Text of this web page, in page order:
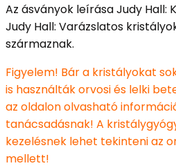
Az ásványok leírása Judy Hall:
Judy Hall: Varázslatos
származnak.
Figyelem! Bár a kristályokat
is használták orvosi és lelki
az oldalon olvasható
tanácsadásnak! A
kezelésnek lehet tekinteni az
mellett!